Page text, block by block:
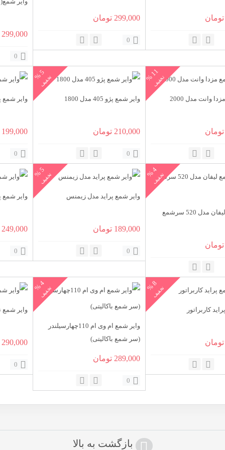
تومان
تومان
299,000 تومان.
قیمت
350,000 تومان
بود.
299,000 تومان
299,000 تومان.
0
قیمت
بود.
299,000
0
11
%
تخفیف
وانت مدل 2000
تومان
تومان
249,000 تومان.
5
%
تخفیف
وایر شمع پژو 405 مدل 1800
قیمت
220,000 تومان
بود.
210,000 تومان
210,000 تومان.
0
وایر شمع
قیمت
بود.
199,000
0
4
%
تخفیف
وایر شمع لیفان مدل 520 سرشمع
تومان
تومان
299,000 تومان.
5
%
تخفیف
وایر شمع پراید مدل زیمنس
قیمت
199,000 تومان
بود.
189,000 تومان
189,000 تومان.
0
وایر شمع
قیمت
بود.
249,000
0
8
%
تخفیف
کاربراتور
تومان
تومان
249,000 تومان.
4
%
تخفیف
وایر شمع ام وی ام 110چهارسیلندر
(سر شمع باکالیتی)
قیمت
300,000 تومان
بود.
289,000 تومان
289,000 تومان.
0
وایر شمع
قیمت
290,000
0
بازگشت به بالا